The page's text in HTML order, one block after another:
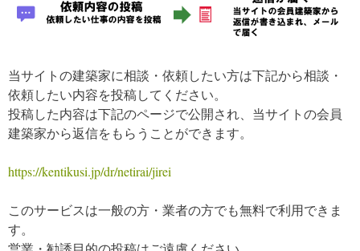
当サイトの建築家に相談・依頼したい方は下記から相談・
依頼したい内容を投稿してください。
投稿した内容は下記のページで公開され、当サイトの会員
建築家から返信をもらうことができます。
https://kentikusi.jp/dr/netirai/jirei
このサービスは一般の方・業者の方でも無料で利用できま
す。